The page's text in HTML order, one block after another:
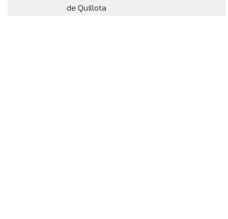
de Quillota